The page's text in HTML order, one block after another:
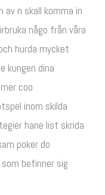
av n skall komma in
någo från våra
hurda mycket
kungen dina
coo
inom skilda
hane list skrida
poker do
befinner sig